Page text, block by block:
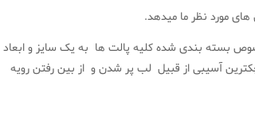
مورد نظر ما میدهد.
بسته بندی شده کلیه پالت ها به یک سایز و ابعاد
آسیبی از قبیل لب پر شدن و از بین رفتن رویه